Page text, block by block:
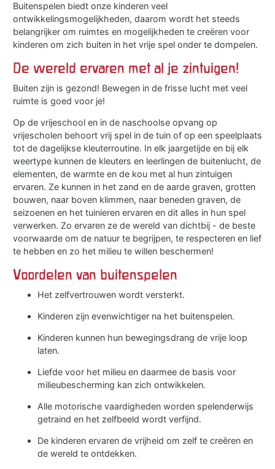
Buitenspelen biedt onze kinderen veel
ontwikkelingsmogelijkheden, daarom wordt het steeds
belangrijker om ruimtes en mogelijkheden te creëren voor
kinderen om zich buiten in het vrije spel onder te dompelen.
De wereld ervaren met al je zintuigen!
Buiten zijn is gezond! Bewegen in de frisse lucht met veel
ruimte is goed voor je!
Op de vrijeschool en in de naschoolse opvang op
vrijescholen behoort vrij spel in de tuin of op een speelplaats
tot de dagelijkse kleuterroutine. In elk jaargetijde en bij elk
weertype kunnen de kleuters en leerlingen de buitenlucht, de
elementen, de warmte en de kou met al hun zintuigen
ervaren. Ze kunnen in het zand en de aarde graven, grotten
bouwen, naar boven klimmen, naar beneden graven, de
seizoenen en het tuinieren ervaren en dit alles in hun spel
verwerken. Zo ervaren ze de wereld van dichtbij - de beste
voorwaarde om de natuur te begrijpen, te respecteren en lief
te hebben en zo het milieu te willen beschermen!
Voordelen van buitenspelen
Het zelfvertrouwen wordt versterkt.
Kinderen zijn evenwichtiger na het buitenspelen.
Kinderen kunnen hun bewegingsdrang de vrije loop
laten.
Liefde voor het milieu en daarmee de basis voor
milieubescherming kan zich ontwikkelen.
Alle motorische vaardigheden worden spelenderwijs
getraind en het zelfbeeld wordt verfijnd.
De kinderen ervaren de vrijheid om zelf te creëren en
de wereld te ontdekken.